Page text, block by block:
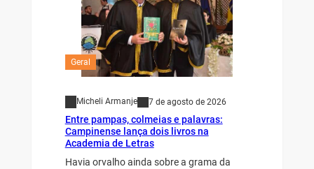
Geral
Micheli Armanje 7 de agosto de 2026
Entre pampas, colmeias e palavras:
Campinense lança dois livros na
Academia de Letras
Havia orvalho ainda sobre a grama da